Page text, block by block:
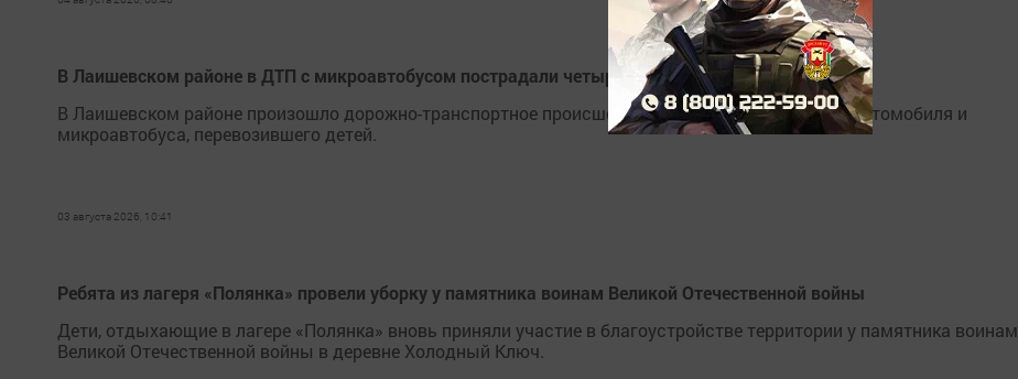
В Лаишевском районе в ДТП с микроавтобусом пострадали четыре ребенка
В Лаишевском районе произошло дорожно-транспортное происшествие с участием легкового автомобиля и
микроавтобуса, перевозившего детей.
03 августа 2026, 10:41
Ребята из лагеря «Полянка» провели уборку у памятника воинам Великой Отечественной войны
Дети, отдыхающие в лагере «Полянка» вновь приняли участие в благоустройстве территории у памятника воинам
Великой Отечественной войны в деревне Холодный Ключ.